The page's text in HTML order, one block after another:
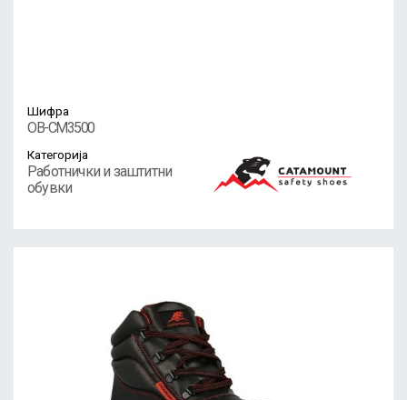
Шифра
OB-CM3500
Категорија
Работнички и заштитни
обувки